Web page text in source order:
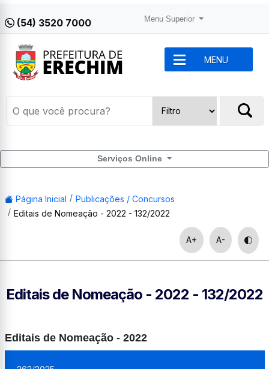
(54) 3520 7000 Menu Superior
MENU
Serviços Online
Página Inicial
Publicações / Concursos
Editais de Nomeação - 2022 - 132/2022
A+ A-
Editais de Nomeação - 2022 - 132/2022
Editais de Nomeação - 2022